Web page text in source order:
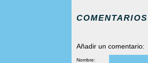
COMENTARIOS
Añadir un comentario:
Nombre: